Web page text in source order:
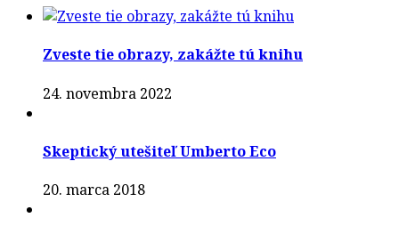
Zveste tie obrazy, zakážte tú knihu
24. novembra 2022
Skeptický utešiteľ Umberto Eco
20. marca 2018